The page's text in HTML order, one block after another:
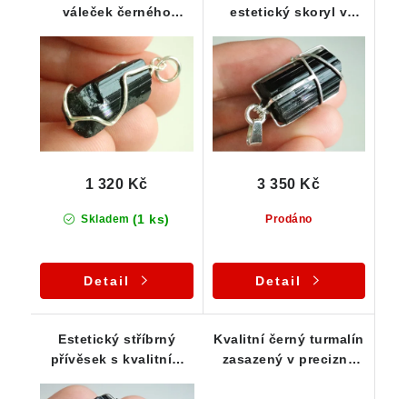
váleček černého
stříbře
Skladem (1 ks)
1 320 Kč
Detail
estetický skoryl v
stříbrném přívěsku
Prodáno
3 350 Kč
Detail
Estetický stříbrný
přívěsek s kvalitním
Kvalitní černý turmalín
zasazený v precizně